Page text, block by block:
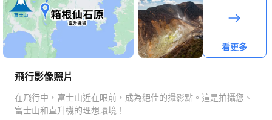
看更多
飛行影像照片
在飛行中，富士山近在眼前，成為絕佳的攝影點。這是拍攝您、
富士山和直升機的理想環境！